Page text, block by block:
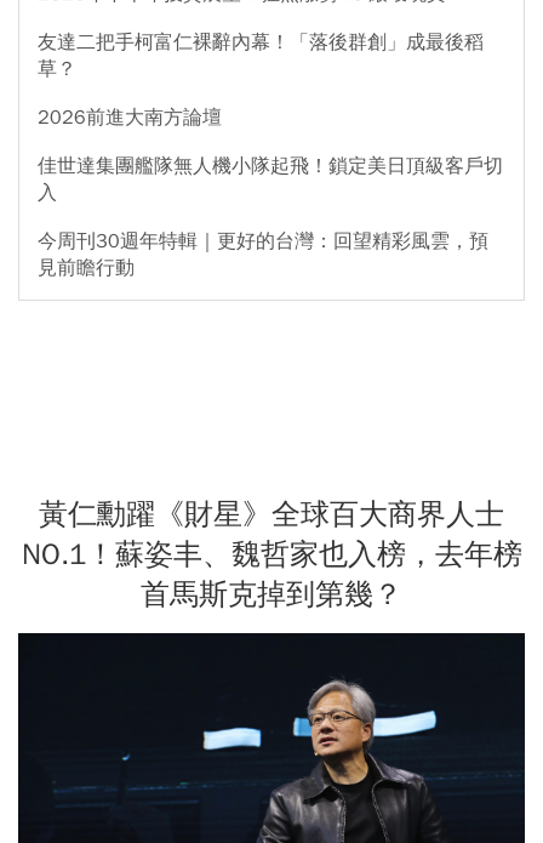
友達二把手柯富仁裸辭內幕！「落後群創」成最後稻
草？
2026前進大南方論壇
佳世達集團艦隊無人機小隊起飛！鎖定美日頂級客戶切
入
今周刊30週年特輯｜更好的台灣：回望精彩風雲，預
見前瞻行動
黃仁勳躍《財星》全球百大商界人士
NO.1！蘇姿丰、魏哲家也入榜，去年榜
首馬斯克掉到第幾？